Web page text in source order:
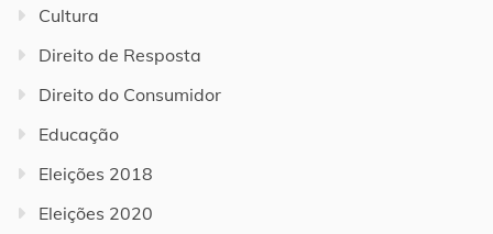
Cultura
Direito de Resposta
Direito do Consumidor
Educação
Eleições 2018
Eleições 2020